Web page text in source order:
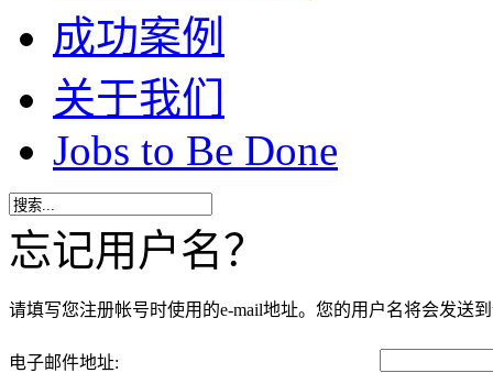
成功案例
关于我们
Jobs to Be Done
忘记用户名？
请填写您注册帐号时使用的e-mail地址。您的用户名将会发送
电子邮件地址: